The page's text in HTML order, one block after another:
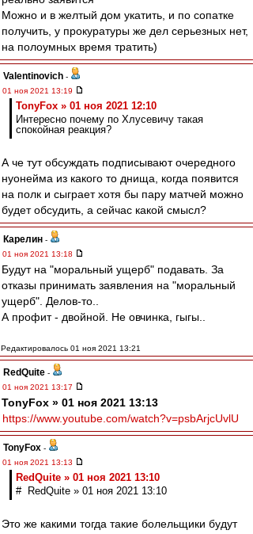
Можно и в желтый дом укатить, и по сопатке
получить, у прокуратуры же дел серьезных нет,
на полоумных время тратить)
Valentinovich -
01 ноя 2021 13:19
TonyFox » 01 ноя 2021 12:10
Интересно почему по Хлусевичу такая
спокойная реакция?
А че тут обсуждать подписывают очередного
нуонейма из какого то днища, когда появится
на полк и сыграет хотя бы пару матчей можно
будет обсудить, а сейчас какой смысл?
Карелин -
01 ноя 2021 13:18
Будут на "моральный ущерб" подавать. За
отказы принимать заявления на "моральный
ущерб". Делов-то..
А профит - двойной. Не овчинка, гыгы..
Редактировалось 01 ноя 2021 13:21
RedQuite -
01 ноя 2021 13:17
TonyFox » 01 ноя 2021 13:13
https://www.youtube.com/watch?v=psbArjcUvlU
TonyFox -
01 ноя 2021 13:13
RedQuite » 01 ноя 2021 13:10
# RedQuite » 01 ноя 2021 13:10
Это же какими тогда такие болельщики будут